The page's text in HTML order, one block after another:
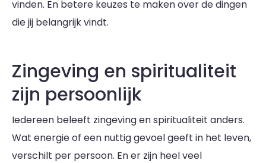
vinden. En betere keuzes te maken over de dingen
die jij belangrijk vindt.
Zingeving en spiritualiteit
zijn persoonlijk
Iedereen beleeft zingeving en spiritualiteit anders.
Wat energie of een nuttig gevoel geeft in het leven,
verschilt per persoon. En er zijn heel veel